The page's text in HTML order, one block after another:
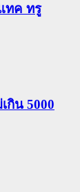
ทค ทรู
กิน 5000